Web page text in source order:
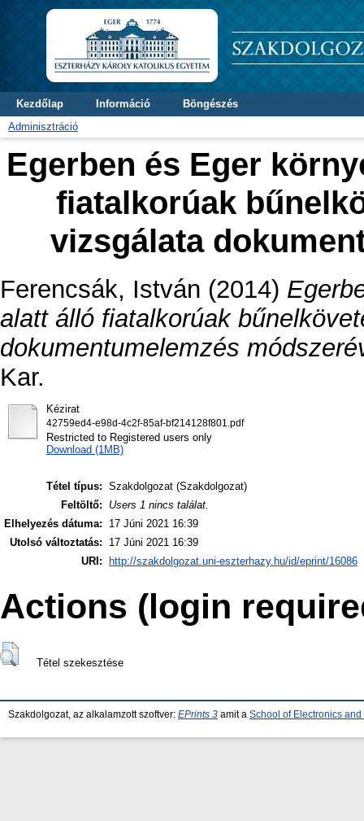
Kezdőlap Információ
Böngészés
Adminisztráció
Egerben és Eger
fiatalkorúak
vizsgálata
Ferencsák, István (2014)
alatt álló fiatalkorúak
dokumentumelemzés
Kar.
Kézirat
42759ed4-e98d-4c2f-85af-bf214128f801.pdf
Restricted to Registered users only
Download (1MB)
Tétel típus: Szakdolgozat (Szakdolgozat)
Feltöltő:
Users 1 nincs találat.
Elhelyezés dátuma:
17 Júni 2021 16:39
Utolsó változtatás:
17 Júni 2021 16:39
URI:
http://szakdolgozat.uni-eszterhazy.hu/id/eprint/16086
Actions (login
Tétel szekesztése
Szakdolgozat, az alkalamzott szoftver: EPrints 3 amit a School of Electronics